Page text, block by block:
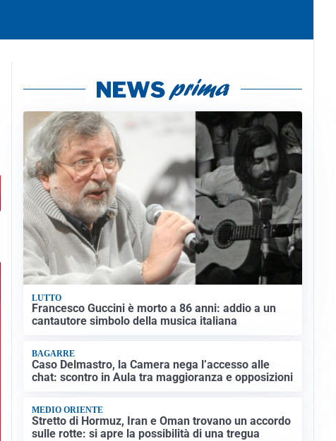
LUTTO
Francesco Guccini è morto a 86 anni: addio a un
cantautore simbolo della musica italiana
BAGARRE
Caso Delmastro, la Camera nega l’accesso alle
chat: scontro in Aula tra maggioranza e opposizioni
MEDIO ORIENTE
Stretto di Hormuz, Iran e Oman trovano un accordo
sulle rotte: si apre la possibilità di una tregua